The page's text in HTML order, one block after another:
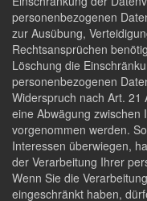
personenbezogenen
zur Ausübung,
Rechtsansprüchen
Löschung die
personenbezogenen
Widerspruch nach Art. 21
eine Abwägung zwischen
vorgenommen werden.
Interessen überwiegen,
der Verarbeitung Ihrer
Wenn Sie die
eingeschränkt haben,